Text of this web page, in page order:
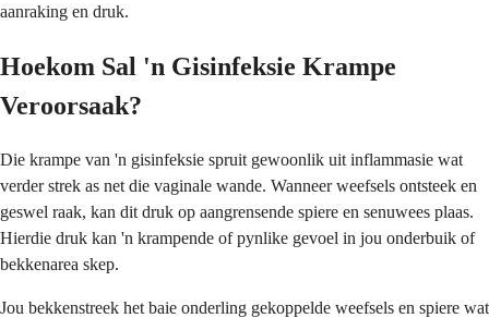
aanraking en druk.
Hoekom Sal 'n Gisinfeksie Krampe
Veroorsaak?
Die krampe van 'n gisinfeksie spruit gewoonlik uit inflammasie wat
verder strek as net die vaginale wande. Wanneer weefsels ontsteek en
geswel raak, kan dit druk op aangrensende spiere en senuwees plaas.
Hierdie druk kan 'n krampende of pynlike gevoel in jou onderbuik of
bekkenarea skep.
Jou bekkenstreek het baie onderling gekoppelde weefsels en spiere wat